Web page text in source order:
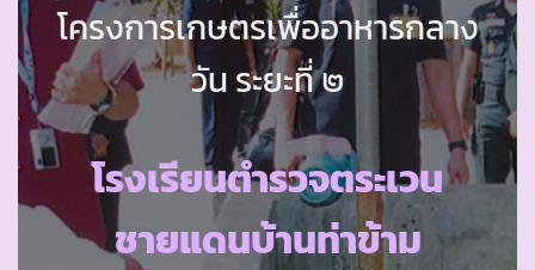
โครงการเกษตรเพื่ออาหารกลาง
วัน ระยะที่ ๒
โรงเรียนตำรวจตระเวน
ชายแดนบ้านท่าข้าม